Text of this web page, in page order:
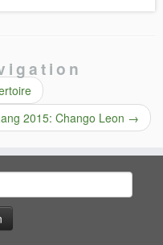
2015: Chango Leon →